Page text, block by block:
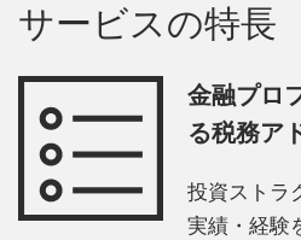
サービスの特長
金融プロ
る税務ア
投資ストラ
実績・経験